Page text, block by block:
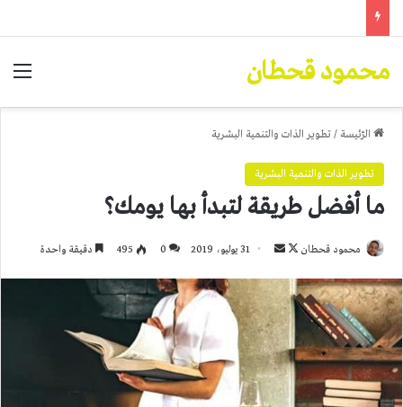
محمود قحطان
الرّئيسة /تطوير الذات والتنمية البشرية
تطوير الذات والتنمية البشرية
ما أفضل طريقة لتبدأ بها يومك؟
محمود قحطان
تابع
X
أرسل
إلكترونيا
31 يوليو، 2019 0
495 دقيقة واحدة